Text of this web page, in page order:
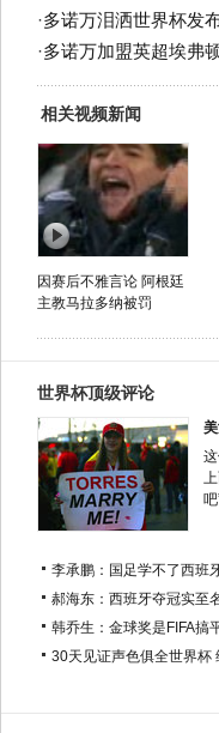
·多诺万泪洒世界杯发
·多诺万加盟英超埃弗
相关视频新闻
因赛后不雅言论 阿根廷
主教马拉多纳被罚
世界杯顶级评论
吧
李承鹏：国足学不了西班
郝海东：西班牙夺冠实至
韩乔生：金球奖是FIFA搞
30天见证声色俱全世界杯